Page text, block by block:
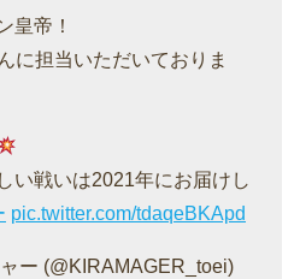
皇帝！
に担当いただいておりま
い戦いは2021年にお届けし
pic.twitter.com/tdaqeBKApd
ー (@KIRAMAGER_toei)